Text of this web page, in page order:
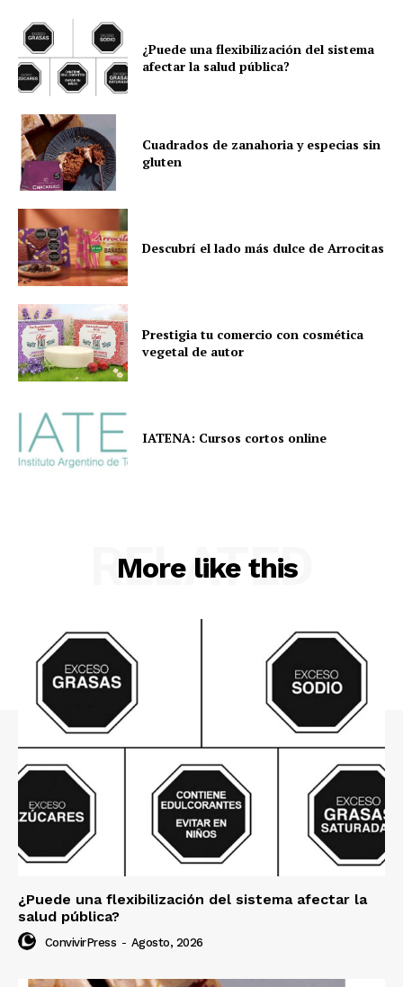
¿Puede una flexibilización del sistema
afectar la salud pública?
Cuadrados de zanahoria y especias sin
gluten
Descubrí el lado más dulce de Arrocitas
Prestigia tu comercio con cosmética
vegetal de autor
IATENA: Cursos cortos online
More like this
RELATED
¿Puede una flexibilización del sistema afectar la
salud pública?
ConvivirPress - Agosto, 2026